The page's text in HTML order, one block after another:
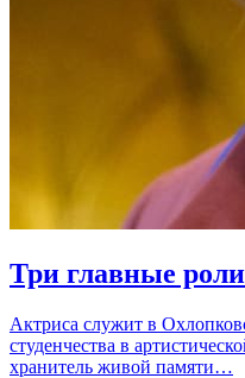
Три главные
Актриса служит в
студенчества в
хранитель живой памяти…